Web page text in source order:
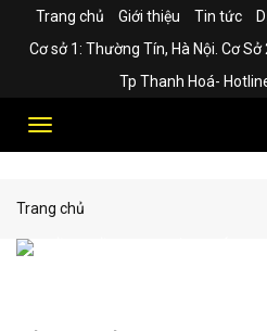
Trang chủ Giới thiệu Tin tức
Cơ sở 1: Thường Tín, Hà Nội. Cơ
Tp Thanh Hoá-
Toggle
Trang chủ